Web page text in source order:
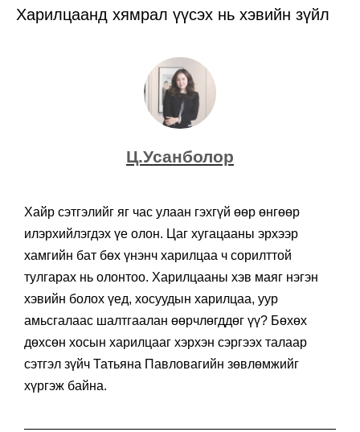
Харилцаанд хямрал үүсэх нь хэвийн зүйл
Ц.Усанболор
Хайр сэтгэлийг яг час улаан гэхгүй өөр өнгөөр
илэрхийлэгдэх үе олон. Цаг хугацааны эрхээр
хамгийн бат бөх үнэнч харилцаа ч сорилттой
тулгарах нь олонтоо. Харилцааны хэв маяг нэгэн
хэвийн болох үед, хосуудын харилцаа, уур
амьсгалаас шалтгаалан өөрчлөгддөг үү? Бөхөх
дөхсөн хосын харилцааг хэрхэн сэргээх талаар
сэтгэл зүйч Татьяна Павловагийн зөвлөмжийг
хүргэж байна.